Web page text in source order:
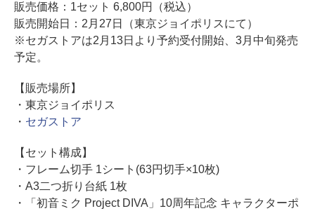
販売価格：1セット 6,800円（税込）
販売開始日：2月27日（東京ジョイポリスにて）
※セガストアは2月13日より予約受付開始、3月中旬発売
予定。
【販売場所】
・東京ジョイポリス
・ セガストア
【セット構成】
・フレーム切手 1シート(63円切手×10枚)
・A3二つ折り台紙 1枚
・「初音ミク Project DIVA」10周年記念 キャラクターポ